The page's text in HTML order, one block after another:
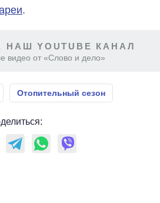
.
YOUTUBE КАНАЛ
видео от «Слово и дело»
Отопительный сезон